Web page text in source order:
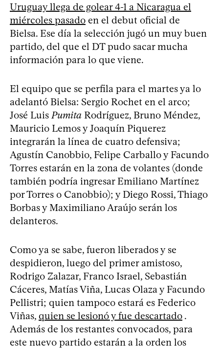
Uruguay llega de golear 4-1 a Nicaragua el
miércoles pasado en el debut oficial de
Bielsa. Ese día la selección jugó un muy buen
partido, del que el DT pudo sacar mucha
información para lo que viene.
El equipo que se perfila para el martes ya lo
adelantó Bielsa: Sergio Rochet en el arco;
José Luis Pumita Rodríguez, Bruno Méndez,
Mauricio Lemos y Joaquín Piquerez
integrarán la línea de cuatro defensiva;
Agustín Canobbio, Felipe Carballo y Facundo
Torres estarán en la zona de volantes (donde
también podría ingresar Emiliano Martínez
por Torres o Canobbio); y Diego Rossi, Thiago
Borbas y Maximiliano Araújo serán los
delanteros.
Como ya se sabe, fueron liberados y se
despidieron, luego del primer amistoso,
Rodrigo Zalazar, Franco Israel, Sebastián
Cáceres, Matías Viña, Lucas Olaza y Facundo
Pellistri; quien tampoco estará es Federico
Viñas, quien se lesionó y fue descartado .
Además de los restantes convocados, para
este nuevo partido estarán a la orden los